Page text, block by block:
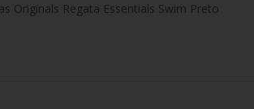
Originals Regata Essentials Swim Preto